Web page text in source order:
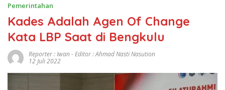
Pemerintahan
Kades Adalah Agen Of Change
Kata LBP Saat di Bengkulu
Reporter : Iwan - Editor : Ahmad Nasti Nasution
12 Juli 2022